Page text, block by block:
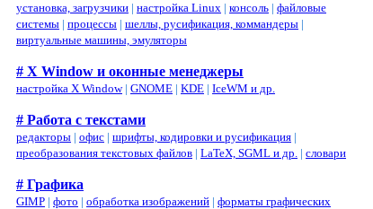
установка, загрузчики | настройка Linux | консоль | файловые
системы | процессы | шеллы, русификация, коммандеры |
виртуальные машины, эмуляторы
# X Window и оконные менеджеры
настройка X Window| GNOME | KDE | IceWM и др.
# Работа с текстами
редакторы | офис | шрифты, кодировки и русификация |
преобразования текстовых файлов | LaTeX, SGML и др. | словари
# Графика
GIMP | фото | обработка изображений | форматы графических